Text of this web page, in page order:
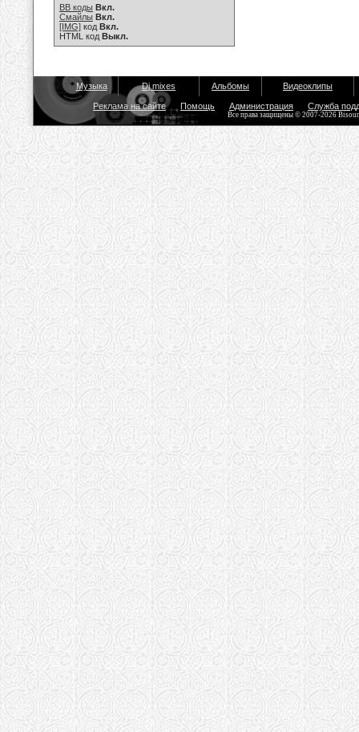
BB коды Вкл.
Смайлы Вкл.
[IMG] код Вкл.
HTML код Выкл.
Музыка Dj mixes Альбомы Видеоклипы
Реклама на сайте Помощь Администрация Служба
Все права защищены © 2007-2026